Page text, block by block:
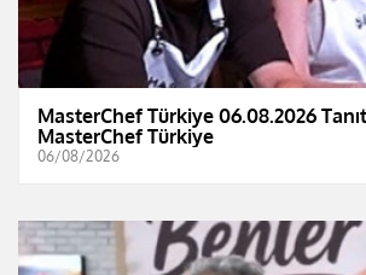
MasterChef Türkiye 06.08.2026
MasterChef Türkiye
06/08/2026